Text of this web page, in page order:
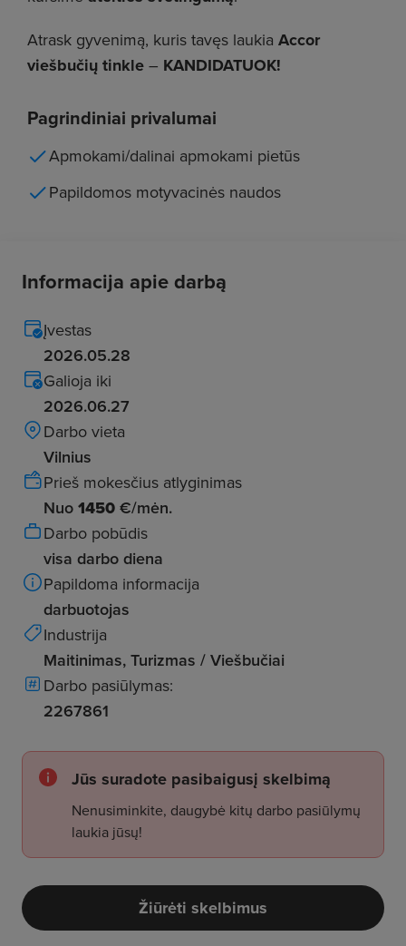
Atrask gyvenimą, kuris tavęs laukia Accor
viešbučių tinkle – KANDIDATUOK!
Pagrindiniai privalumai
Apmokami/dalinai apmokami pietūs
Papildomos motyvacinės naudos
Informacija apie darbą
Įvestas
2026.05.28
Galioja iki
2026.06.27
Darbo vieta
Vilnius
Prieš mokesčius atlyginimas
Nuo 1450 €/mėn.
Darbo pobūdis
visa darbo diena
Papildoma informacija
darbuotojas
Industrija
Maitinimas, Turizmas / Viešbučiai
Darbo pasiūlymas:
2267861
Jūs suradote pasibaigusį skelbimą
Nenusiminkite, daugybė kitų darbo pasiūlymų
laukia jūsų!
Žiūrėti skelbimus